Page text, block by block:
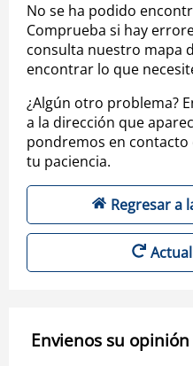
No se ha podido
Comprueba si hay
consulta nuestro mapa
encontrar lo que
¿Algún otro problema?
a la dirección que
pondremos en contacto
tu paciencia.
Regresar a
Envienos su opinión